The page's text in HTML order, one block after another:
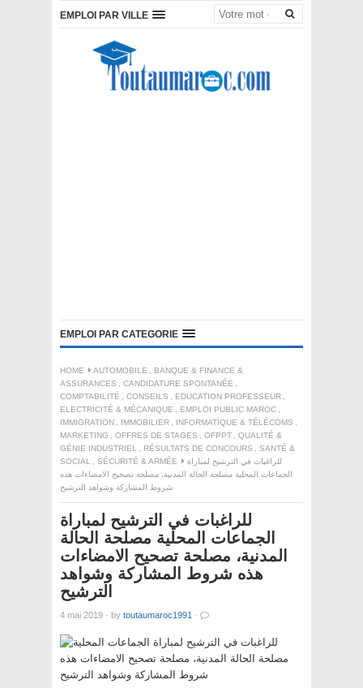
EMPLOI PAR VILLE
EMPLOI PAR CATEGORIE
HOME AUTOMOBILE , BANQUE & FINANCE &
ASSURANCES , CANDIDATURE SPONTANÉE ,
COMPTABILITÉ , CONSEILS , EDUCATION PROFESSEUR ,
ELECTRICITÉ & MÉCANIQUE , EMPLOI PUBLIC MAROC ,
IMMIGRATION , IMMOBILIER , INFORMATIQUE & TÉLÉCOMS ,
MARKETING , OFFRES DE STAGES , OFPPT , QUALITÉ &
GÉNIE INDUSTRIEL , RÉSULTATS DE CONCOURS , SANTÉ &
SOCIAL , SÉCURITÉ & ARMÉE
للراغبات في الترشيح لمباراة
الجماعات المحلية مصلحة الحالة المدنية، مصلحة تصحيح الامضاءات هذه
شروط المشاركة وشواهد الترشيح
للراغبات في الترشيح لمباراة
الجماعات المحلية مصلحة الحالة
المدنية، مصلحة تصحيح الامضاءات
هذه شروط المشاركة وشواهد
الترشيح
4 mai 2019 · by toutaumaroc1991 ·